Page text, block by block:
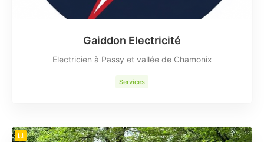
Gaiddon Electricité
Electricien à Passy et vallée de Chamonix
Services